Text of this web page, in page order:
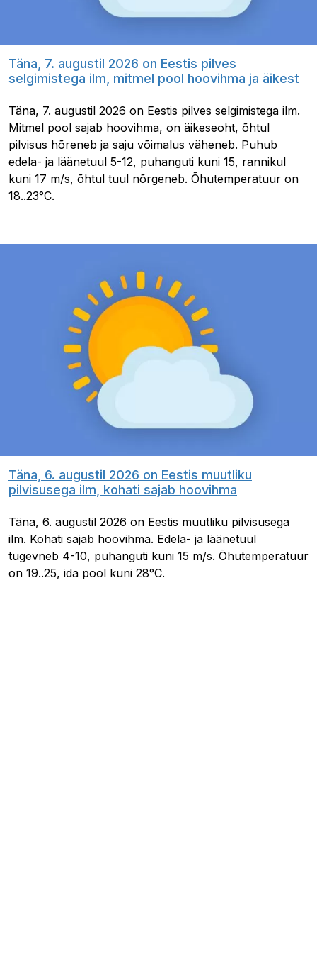
Täna, 7. augustil 2026 on Eestis pilves
selgimistega ilm, mitmel pool hoovihma ja äikest
Täna, 7. augustil 2026 on Eestis pilves selgimistega ilm.
Mitmel pool sajab hoovihma, on äikeseoht, õhtul
pilvisus hõreneb ja saju võimalus väheneb. Puhub
edela- ja läänetuul 5-12, puhanguti kuni 15, rannikul
kuni 17 m/s, õhtul tuul nõrgeneb. Õhutemperatuur on
18..23°C.
Täna, 6. augustil 2026 on Eestis muutliku
pilvisusega ilm, kohati sajab hoovihma
Täna, 6. augustil 2026 on Eestis muutliku pilvisusega
ilm. Kohati sajab hoovihma. Edela- ja läänetuul
tugevneb 4-10, puhanguti kuni 15 m/s. Õhutemperatuur
on 19..25, ida pool kuni 28°C.